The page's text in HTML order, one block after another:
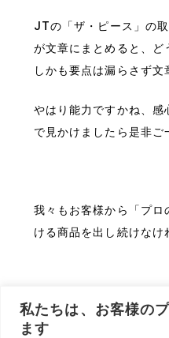
私たちは、お客様の
ます
JTの「ザ・ピース」の
が文章にまとめると、ど
しかも要点は漏らさず
やはり能力ですかね、
で見かけましたら是非ご
我々もお客様から「プ
ける商品を出し続けなけ